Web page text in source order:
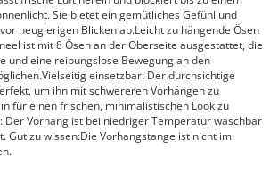
Sie bietet ein gemütliches Gefühl und
neugierigen Blicken ab.Leicht zu hängende Ösen
ist mit 8 Ösen an der Oberseite ausgestattet, die
und eine reibungslose Bewegung an den
einsetzbar: Der durchsichtige
um ihn mit schwereren Vorhängen zu
für einen frischen, minimalistischen Look zu
Der Vorhang ist bei niedriger Temperatur waschbar
Gut zu wissen:Die Vorhangstange ist nicht im